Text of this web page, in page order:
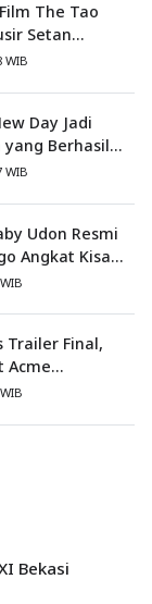
The Tao
Setan
WIB
Day Jadi
yang Berhasil
WIB
Udon Resmi
Angkat Kisah
Trailer Final,
Acme
Bekasi